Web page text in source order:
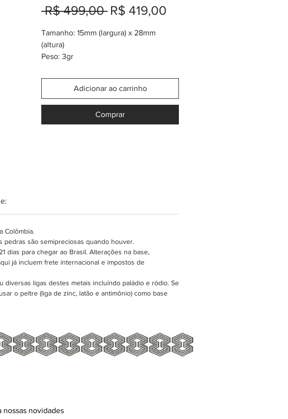
R$ 499,00 Preço
R$ 419,00
Tamanho: 15mm (largura) x 28mm
(altura)
Peso: 3gr
* inspiração na tribo pre-colombiana
Zenú, Muisca e Tolima
Adicionar ao carrinho
Comprar
Colômbia.
pedras são semipreciosas quando houver.
dias para chegar ao Brasil. Alterações na base,
já incluem frete internacional e impostos de
ligas destes metais incluíndo paládio e ródio. Se
o peltre (liga de zinc, latão e antimônio) como base
nossas novidades